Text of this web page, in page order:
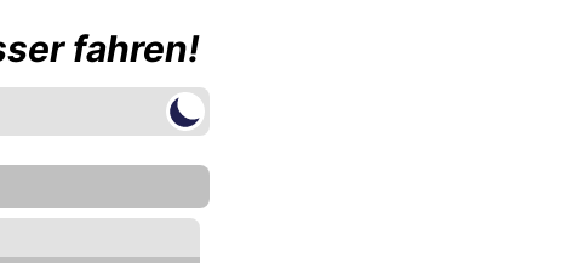
fahren!